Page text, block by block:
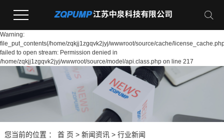
Warning:
file_put_contents(/home/zqkjj1zgqvk2jyj/wwwroot/source/cache/
failed to open stream: Permission denied in
/home/zqkjj1zgqvk2jyj/wwwroot/source/model/api.class.php on line 217
您当前的位置 ： 首 页 > 新闻资讯> 行业新闻